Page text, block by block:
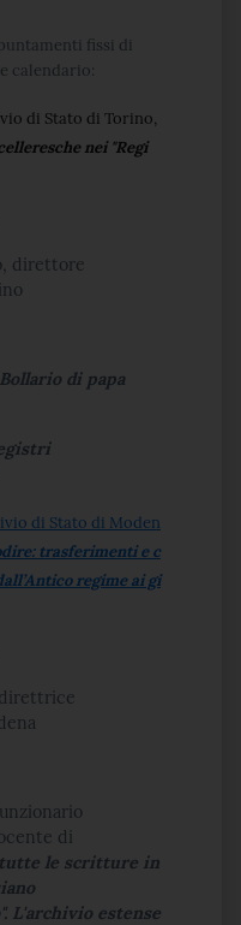
fissi di
calendario:
di Stato di Torino,
nei "Regi
di papa
di Stato di Moden
trasferimenti e c
regime ai gi
di
tutte le scritture in
L'archivio estense